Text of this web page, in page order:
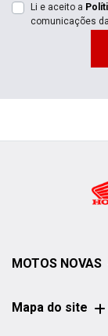
Li e aceito a
comunicações
MOTOS NOVAS
Mapa do site